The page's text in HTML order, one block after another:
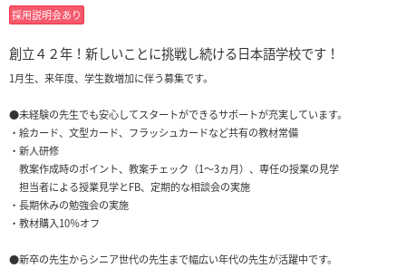
採用説明会あり
創立４２年！新しいことに挑戦し続ける日本語学校です！
1月生、来年度、学生数増加に伴う募集です。
●未経験の先生でも安心してスタートができるサポートが充実しています。
・絵カード、文型カード、フラッシュカードなど共有の教材常備
・新人研修
教案作成時のポイント、教案チェック（1～3ヵ月）、専任の授業の見学
担当者による授業見学とFB、定期的な相談会の実施
・長期休みの勉強会の実施
・教材購入10％オフ
●新卒の先生からシニア世代の先生まで幅広い年代の先生が活躍中です。